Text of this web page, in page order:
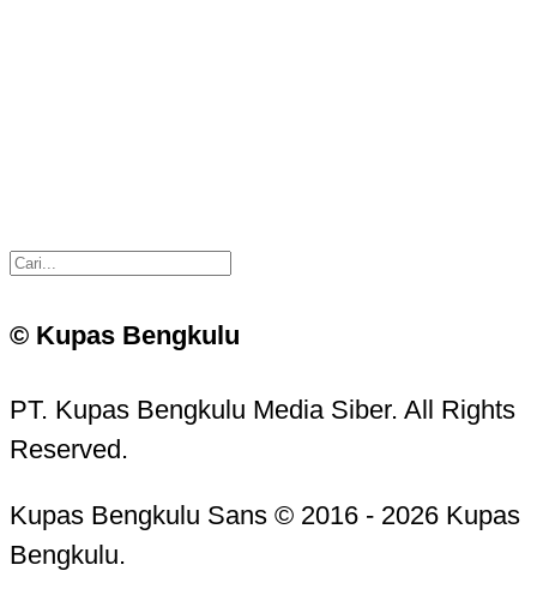
© Kupas Bengkulu
PT. Kupas Bengkulu Media Siber. All Rights
Reserved.
Kupas Bengkulu Sans © 2016 - 2026 Kupas
Bengkulu.